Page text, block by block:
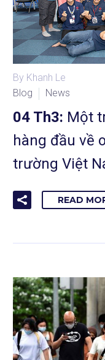
By Khanh Le
Blog
News
04 Th3: Một
hàng đầu về
trường Việt
READ